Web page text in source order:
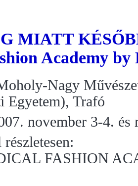
MIATT
Academy
Nagy
Egyetem), Trafó
november 3-4. és
FASHION